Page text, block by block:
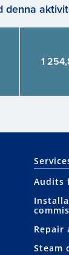
denna
1
Audits
Repair
Steam